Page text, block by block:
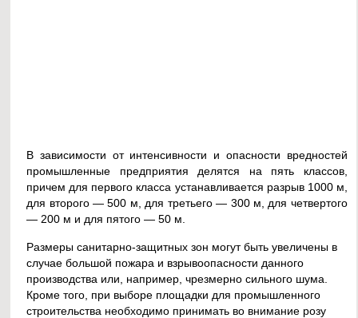
В зависимости от интенсивности и опасности вредностей
промышленные предприятия делятся на пять классов,
причем для первого класса устанавливается разрыв 1000 м,
для второго — 500 м, для третьего — 300 м, для четвертого
— 200 м и для пятого — 50 м.
Размеры санитарно-защитных зон могут быть увеличены в
случае большой пожара и взрывоопасности данного
производства или, например, чрезмерно сильного шума.
Кроме того, при выборе площадки для промышленного
строительства необходимо принимать во внимание розу